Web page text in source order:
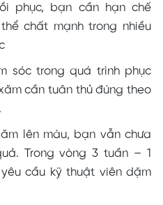
phục, bạn cần hạn chế
chất mạnh trong nhiều
sóc trong quá trình phục
cần tuân thủ đúng theo
lên màu, bạn vẫn chưa
Trong vòng 3 tuần – 1
cầu kỹ thuật viên dặm